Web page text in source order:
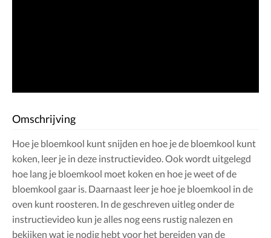
Omschrijving
Hoe je bloemkool kunt snijden en hoe je de bloemkool kunt
koken, leer je in deze instructievideo. Ook wordt uitgelegd
hoe lang je bloemkool moet koken en hoe je weet of de
bloemkool gaar is. Daarnaast leer je hoe je bloemkool in de
oven kunt roosteren. In de geschreven uitleg onder de
instructievideo kun je alles nog eens rustig nalezen en
bekijken wat je nodig hebt voor het bereiden van de